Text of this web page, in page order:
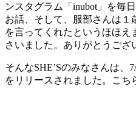
ンスタグラム「inubot」を毎
お話、そして、服部さんは
を言ってくれたというほほ
さいました。ありがとうござ
そんなSHE’Sのみなさんは、7/
をリリースされました。こち